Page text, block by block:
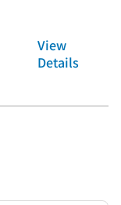
View
Details